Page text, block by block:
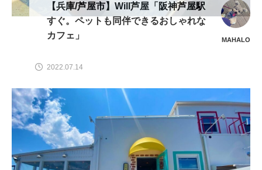
【兵庫/芦屋市】Will芦屋「阪神芦屋駅
すぐ。ペットも同伴できるおしゃれな
カフェ」
MAHALO
2022.07.14